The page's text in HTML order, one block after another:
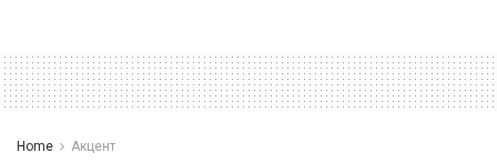
Home Акцент